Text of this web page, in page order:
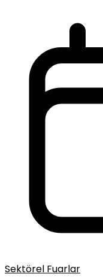
Sektörel Fuarlar